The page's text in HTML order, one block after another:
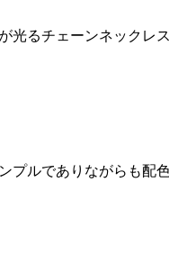
るチェーンネック
ルでありながらも配